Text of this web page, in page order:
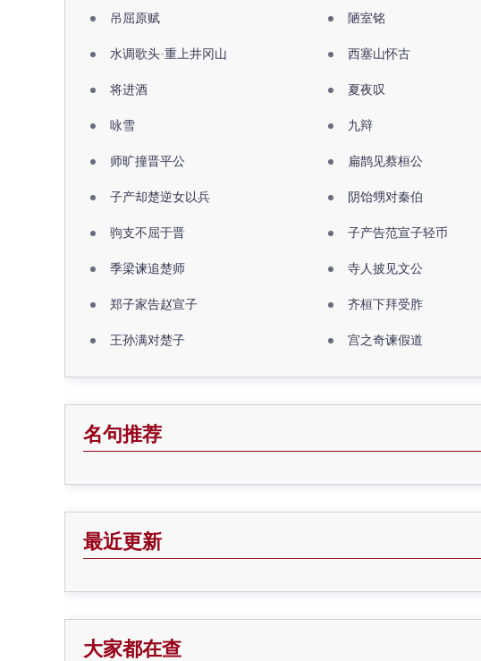
吊屈原赋 陋室铭
水调歌头·重上井冈山 西塞山怀古
将进酒 夏夜叹
咏雪 九辩
师旷撞晋平公 扁鹊见蔡桓公
子产却楚逆女以兵 阴饴甥对秦伯
驹支不屈于晋 子产告范宣子轻币
季梁谏追楚师 寺人披见文公
郑子家告赵宣子 齐桓下拜受胙
王孙满对楚子 宫之奇谏假道
名句推荐
最近更新
大家都在查